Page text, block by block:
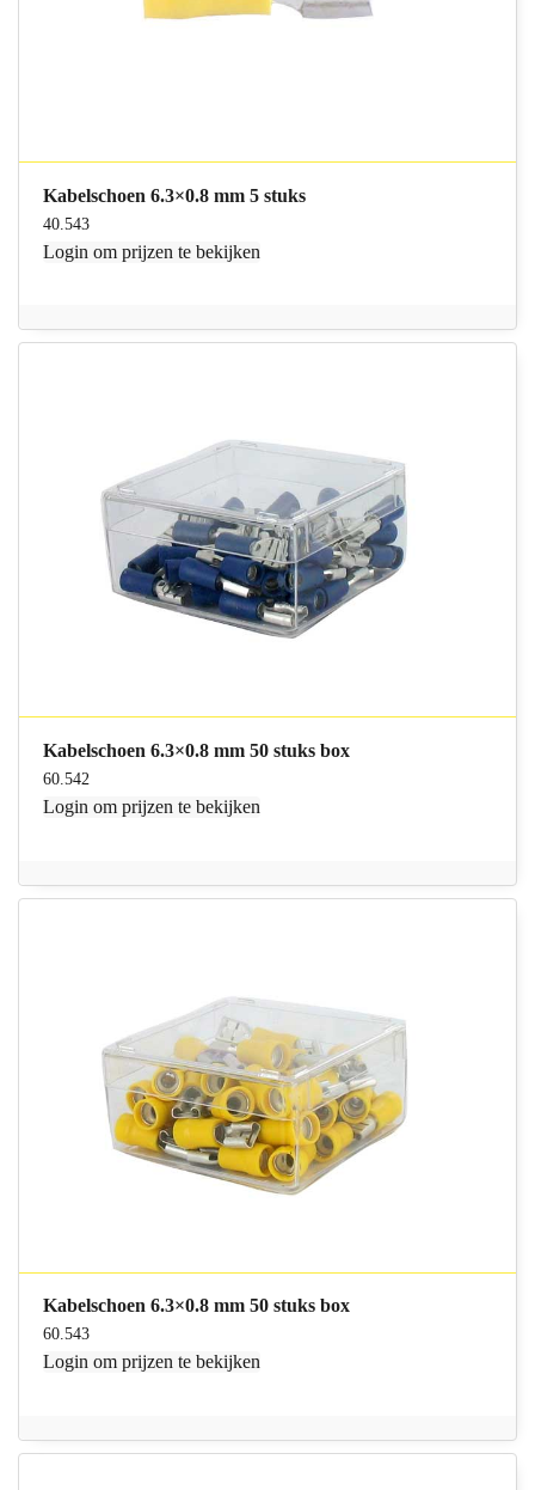
Kabelschoen 6.3×0.8 mm 5 stuks
40.543
Login om prijzen te bekijken
Kabelschoen 6.3×0.8 mm 50 stuks box
60.542
Login om prijzen te bekijken
Kabelschoen 6.3×0.8 mm 50 stuks box
60.543
Login om prijzen te bekijken